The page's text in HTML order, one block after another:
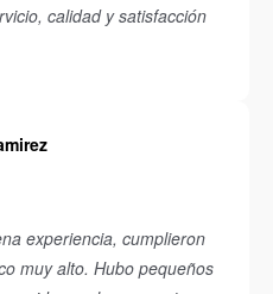
calidad y satisfacción
experiencia, cumplieron
muy alto. Hubo pequeños